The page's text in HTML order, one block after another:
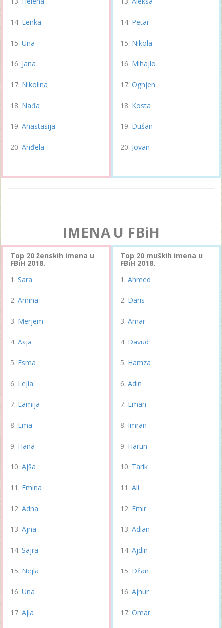
Lenka
Una
Jana
Nikolina
Nađa
Anastasija
Anđela
Petar
Nikola
Mihajlo
Ognjen
Kosta
Dušan
Jovan
IMENA U FBiH
Top 20 ženskih imena u
FBiH 2018.
Sara
Amina
Merjem
Asja
Esma
Lejla
Lamija
Ema
Hana
Ajša
Emina
Adna
Ajna
Sajra
Nejla
Una
Ajla
Top 20 muških imena u
FBiH 2018.
Ahmed
Daris
Amar
Davud
Hamza
Adin
Eman
Imran
Harun
Tarik
Ali
Emir
Adian
Ajdin
Džan
Ajnur
Omar